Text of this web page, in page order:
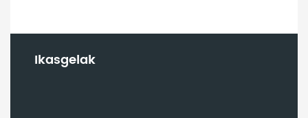
Ikasgelak